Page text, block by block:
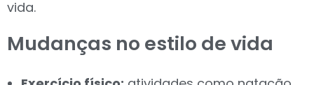
vida.
Mudanças no estilo de vida